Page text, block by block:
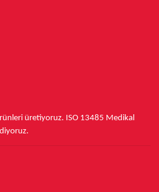
üretiyoruz. ISO 13485 Medikal